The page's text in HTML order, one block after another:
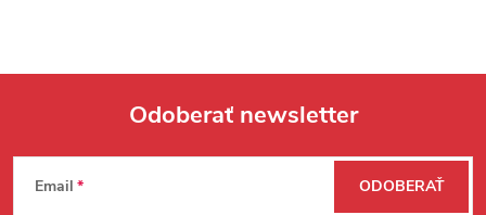
Zápätie
Odoberať newsletter
Email ODOBERAŤ